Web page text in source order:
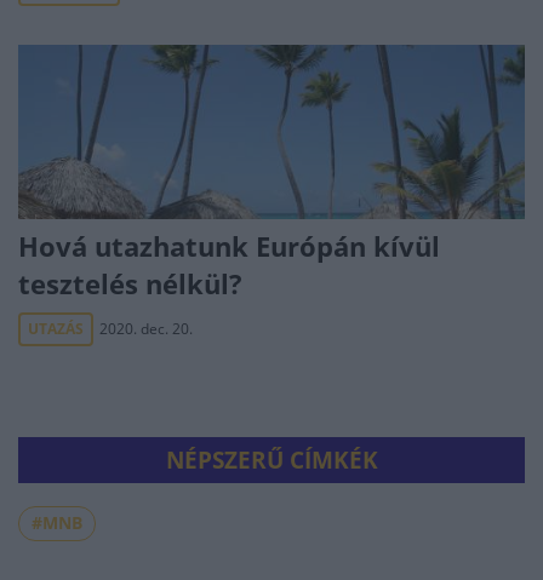
Hová utazhatunk Európán kívül
tesztelés nélkül?
UTAZÁS 2020. dec. 20.
NÉPSZERŰ CÍMKÉK
#MNB